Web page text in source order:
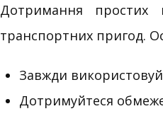
Дотримання простих
транспортних пригод.
Завжди
Дотримуйтеся